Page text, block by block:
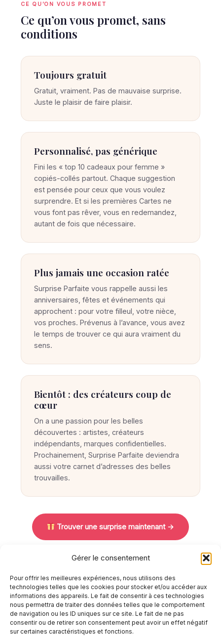
Gérer le consentement
Pour offrir les meilleures expériences, nous utilisons des
technologies telles que les cookies pour stocker et/ou accéder aux
informations des appareils. Le fait de consentir à ces technologies
nous permettra de traiter des données telles que le comportement
de navigation ou les ID uniques sur ce site. Le fait de ne pas
consentir ou de retirer son consentement peut avoir un effet négatif
sur certaines caractéristiques et fonctions.
CE QU’ON VOUS PROMET
Ce qu’on vous promet, sans
conditions
Toujours gratuit
Gratuit, vraiment. Pas de mauvaise surprise.
Juste le plaisir de faire plaisir.
Personnalisé, pas générique
Fini les « top 10 cadeaux pour femme »
copiés-collés partout. Chaque suggestion
est pensée pour ceux que vous voulez
surprendre. Et si les premières Cartes ne
vous font pas rêver, vous en redemandez,
autant de fois que nécessaire.
Plus jamais une occasion ratée
Surprise Parfaite vous rappelle aussi les
anniversaires, fêtes et événements qui
approchent : pour votre filleul, votre nièce,
vos proches. Prévenus à l’avance, vous avez
le temps de trouver ce qui aura vraiment du
sens.
Bientôt : des créateurs coup de
cœur
On a une passion pour les belles
découvertes : artistes, créateurs
indépendants, marques confidentielles.
Prochainement, Surprise Parfaite deviendra
aussi votre carnet d’adresses des belles
trouvailles.
Trouver une surprise maintenant →
Mentions légales
Politique de confidentialité
Politique de cookies (UE)